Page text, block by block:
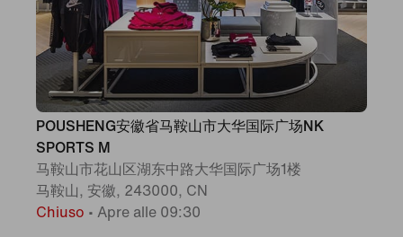
POUSHENG安徽省马鞍山市大华国际广场NK
SPORTS M
马鞍山市花山区湖东中路大华国际广场1楼
马鞍山, 安徽, 243000, CN
Chiuso • Apre alle 09:30